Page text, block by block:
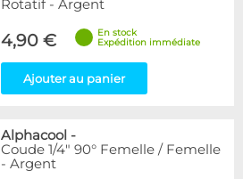
Rotatif - Argent
4,90 €
En stock
Expédition immédiate
Ajouter au panier
Alphacool -
Coude 1/4" 90° Femelle / Femelle
- Argent